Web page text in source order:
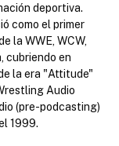
deportiva.
como el primer
la WWE, WCW,
cubriendo en
la era "Attitude"
Audio
(pre-podcasting)
1999.